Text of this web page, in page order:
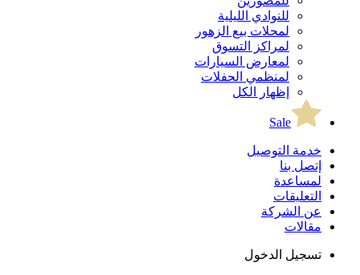
للنوادي الليلية
لمحلات بيع الزهور
لمراكز التسوق
لمعارض السيارات
لمنظمي الحفلات
إظهار الكل
Sale
خدمة التوصيل
إتصل بنا
لمساعدة
التعليقات
عن الشركة
مقالات
تسجيل الدخول